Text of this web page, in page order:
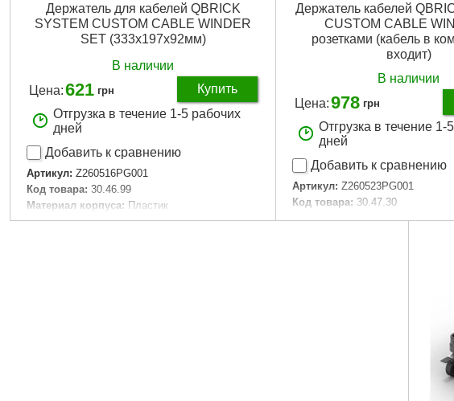
Держатель для кабелей QBRICK
SYSTEM CUSTOM CABLE WINDER
SET (333х197х92мм)
В наличии
Цена:621 грн
Купить
Отгрузка в течение 1-5 рабочих
дней
Добавить к сравнению
Артикул: Z260516PG001
Код товара: 30.46.99
Материал корпуса: Пластик
Держатель кабелей
CUSTOM CABLE
розетками (кабель в
входит)
В наличии
Цена:978 грн
Отгрузка в течение 1-
дней
Добавить к сравнению
Артикул: Z260523PG001
Код товара: 30.47.30
Материал корпуса: Пластик